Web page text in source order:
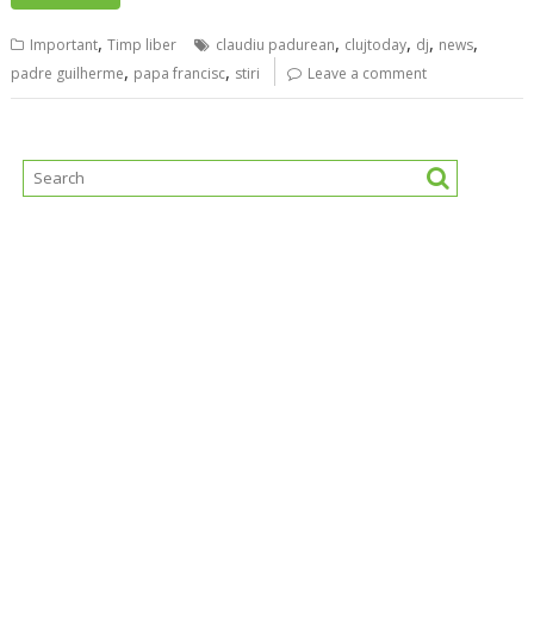
Important,Timp liber claudiu padurean, clujtoday, dj, news,
padre guilherme, papa francisc, stiri Leave a comment